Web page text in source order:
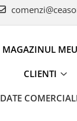
MAGAZINUL MEU
CLIENTI
DATE